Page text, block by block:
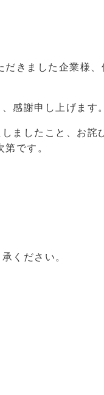
きました企業様
感謝申し上げます。
ましたこと、お詫
です。
ください。